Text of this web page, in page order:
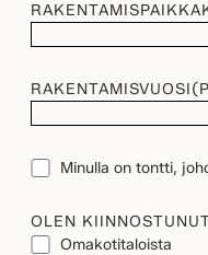
RAKENTAMISVUOSI
TONTTIMinulla on tontti,
OLEN
Omakotitaloista